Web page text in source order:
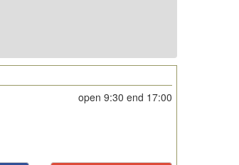
open 9:30 end 17:00